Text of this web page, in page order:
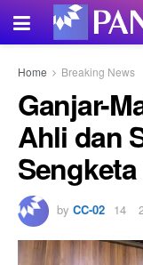
Home Breaking News
Ganjar-
Ahli dan
by CC-02